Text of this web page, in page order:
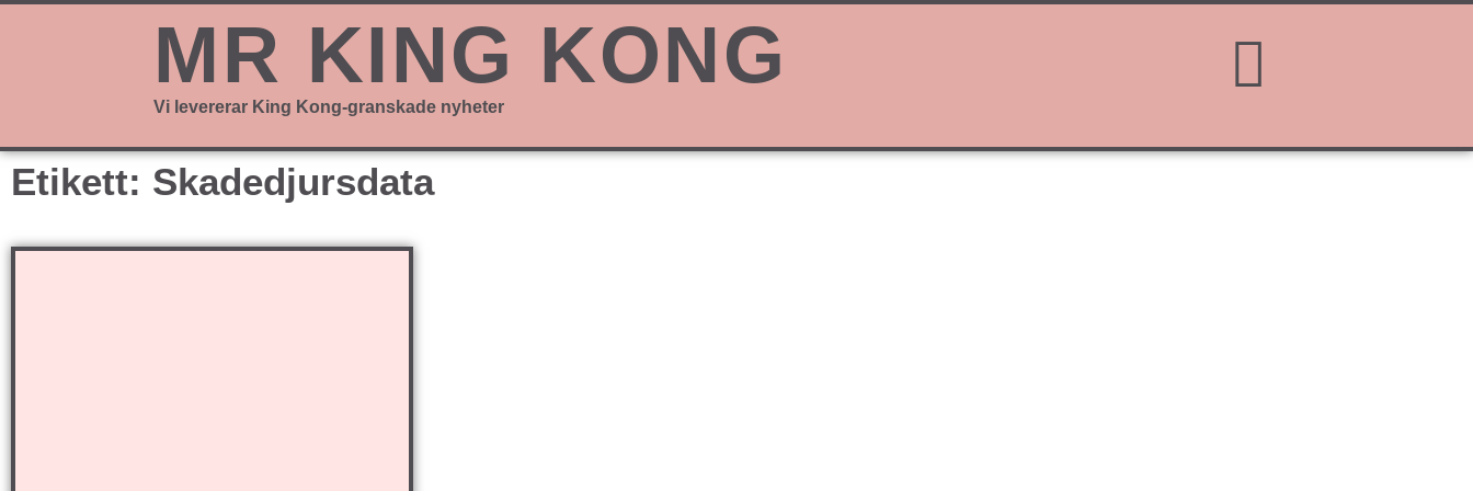
MR KING KONG
Vi levererar King Kong-granskade nyheter
Etikett: Skadedjursdata